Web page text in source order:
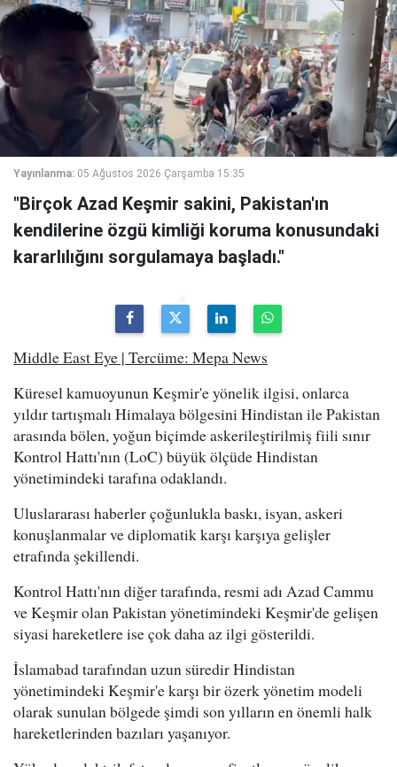
Yayınlanma: 05 Ağustos 2026 Çarşamba 15:35
"Birçok Azad Keşmir sakini, Pakistan'ın
kendilerine özgü kimliği koruma konusundaki
kararlılığını sorgulamaya başladı."
Middle East Eye | Tercüme: Mepa News
Küresel kamuoyunun Keşmir'e yönelik ilgisi, onlarca
yıldır tartışmalı Himalaya bölgesini Hindistan ile Pakistan
arasında bölen, yoğun biçimde askerileştirilmiş fiili sınır
Kontrol Hattı'nın (LoC) büyük ölçüde Hindistan
yönetimindeki tarafına odaklandı.
Uluslararası haberler çoğunlukla baskı, isyan, askeri
konuşlanmalar ve diplomatik karşı karşıya gelişler
etrafında şekillendi.
Kontrol Hattı'nın diğer tarafında, resmi adı Azad Cammu
ve Keşmir olan Pakistan yönetimindeki Keşmir'de gelişen
siyasi hareketlere ise çok daha az ilgi gösterildi.
İslamabad tarafından uzun süredir Hindistan
yönetimindeki Keşmir'e karşı bir özerk yönetim modeli
olarak sunulan bölgede şimdi son yılların en önemli halk
hareketlerinden bazıları yaşanıyor.